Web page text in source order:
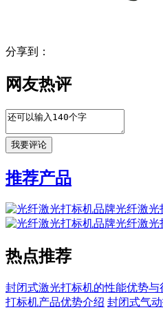
分享到：
网友热评
推荐产品
光纤激光
光纤激光
热点推荐
封闭式激光打标机的性能优势与
打标机产品优势介绍 封闭式气